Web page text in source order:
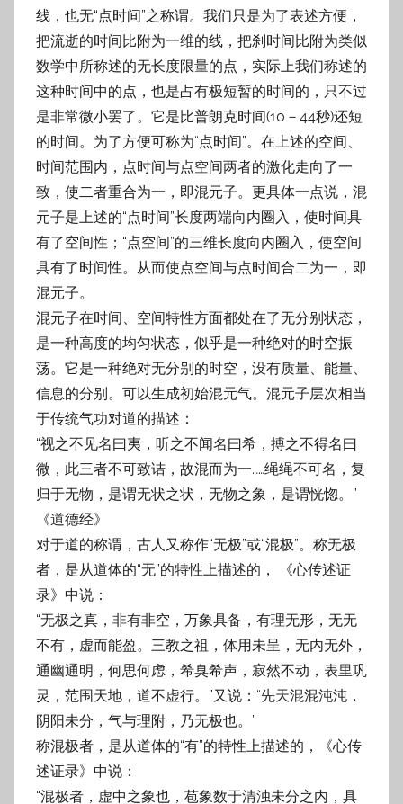
线，也无“点时间”之称谓。我们只是为了表述方便，
把流逝的时间比附为一维的线，把刹时间比附为类似
数学中所称述的无长度限量的点，实际上我们称述的
这种时间中的点，也是占有极短暂的时间的，只不过
是非常微小罢了。它是比普朗克时间(10－44秒)还短
的时间。为了方便可称为“点时间”。在上述的空间、
时间范围内，点时间与点空间两者的激化走向了一
致，使二者重合为一，即混元子。更具体一点说，混
元子是上述的“点时间”长度两端向内圈入，使时间具
有了空间性；“点空间”的三维长度向内圈入，使空间
具有了时间性。从而使点空间与点时间合二为一，即
混元子。
混元子在时间、空间特性方面都处在了无分别状态，
是一种高度的均匀状态，似乎是一种绝对的时空振
荡。它是一种绝对无分别的时空，没有质量、能量、
信息的分别。可以生成初始混元气。混元子层次相当
于传统气功对道的描述：
“视之不见名曰夷，听之不闻名曰希，搏之不得名曰
微，此三者不可致诘，故混而为一……绳绳不可名，复
归于无物，是谓无状之状，无物之象，是谓恍惚。”
《道德经》
对于道的称谓，古人又称作“无极”或“混极”。称无极
者，是从道体的“无”的特性上描述的， 《心传述证
录》中说：
“无极之真，非有非空，万象具备，有理无形，无无
不有，虚而能盈。三教之祖，体用未呈，无内无外，
通幽通明，何思何虑，希臭希声，寂然不动，表里巩
灵，范围天地，道不虚行。”又说：“先天混混沌沌，
阴阳未分，气与理附，乃无极也。”
称混极者，是从道体的“有”的特性上描述的，《心传
述证录》中说：
“混极者，虚中之象也，苞象数于清浊未分之内，具